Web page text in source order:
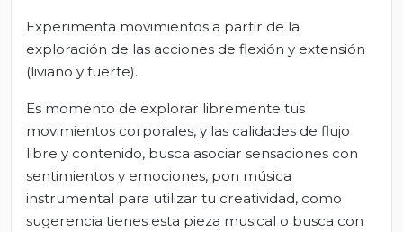
Experimenta movimientos a partir de la
exploración de las acciones de flexión y extensión
(liviano y fuerte).
Es momento de explorar libremente tus
movimientos corporales, y las calidades de flujo
libre y contenido, busca asociar sensaciones con
sentimientos y emociones, pon música
instrumental para utilizar tu creatividad, como
sugerencia tienes esta pieza musical o busca con